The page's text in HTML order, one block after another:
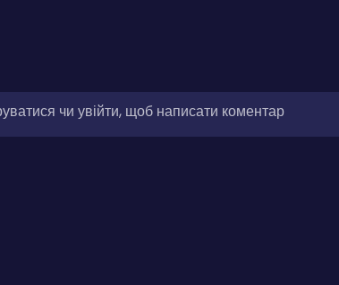
чи увійти, щоб написати коментар